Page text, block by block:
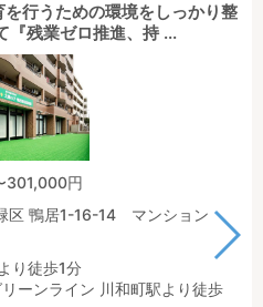
行うための環境をしっかり整
『残業ゼロ推進、持 ...
301,000円
区 鴨居1-16-14 マンション
り徒歩1分
ーンライン 川和町駅より徒歩